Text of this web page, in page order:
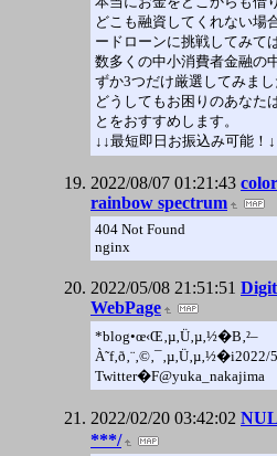
どこも融資してくれない場
ードローンに挑戦してみて
数多くの中小消費者金融の
ずか3つだけ厳選してみまし
どうしてもお困りのあなた
とをおすすめします。
↓↓最短即日お振込み可能！
2022/08/07 01:21:43
rainbow spectrum
404 Not Found
nginx
2022/05/08 21:51:51
WebPage
*blog•œ‹Œ‚µ‚Ü‚µ‚½�B‚²–
Twitter�F@yuka_nakajima
2022/02/20 03:42:02
***/